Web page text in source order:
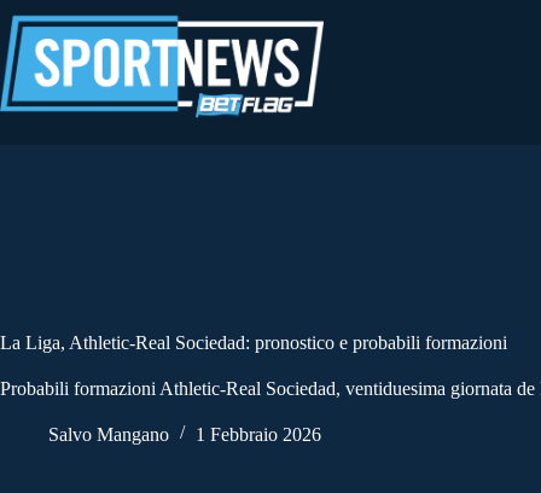
al
contenuto
La Liga, Athletic-Real Sociedad: pronostico e probabili formazioni
Probabili formazioni Athletic-Real Sociedad, ventiduesima giornata
Salvo Mangano 1 Febbraio 2026